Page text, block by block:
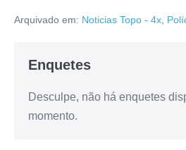
Arquivado em: Noticias Topo - 4x
Enquetes
Desculpe, não há enquetes
momento.